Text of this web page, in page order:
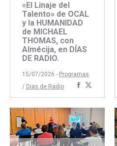
«El Linaje del
Talento» de OCAL
y la HUMANIDAD
de MICHAEL
THOMAS, con
Almécija, en DÍAS
DE RADIO.
15/07/2026 - Programas
/ Dias de Radio
Compartir
con
Facebook
con
Twitter